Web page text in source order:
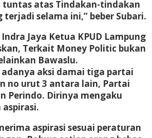
tuntas atas Tindakan-tindakan
terjadi selama ini,” beber Subari.
Jaya Ketua KPUD Lampung
Terkait Money Politic bukan
Bawaslu.
aksi damai tiga partai
no urut 3 antara lain, Partai
Perindo. Dirinya mengaku
aspirasi sesuai peraturan